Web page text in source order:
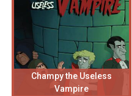
Champy the Useless
Vampire